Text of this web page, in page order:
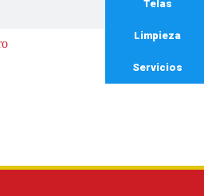
Telas
Limpieza
Servicios